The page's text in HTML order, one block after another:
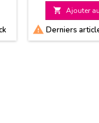
 Ajouter
 Derniers